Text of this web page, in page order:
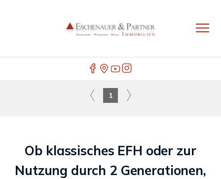
1
Ob klassisches EFH oder zur
Nutzung durch 2 Generationen,